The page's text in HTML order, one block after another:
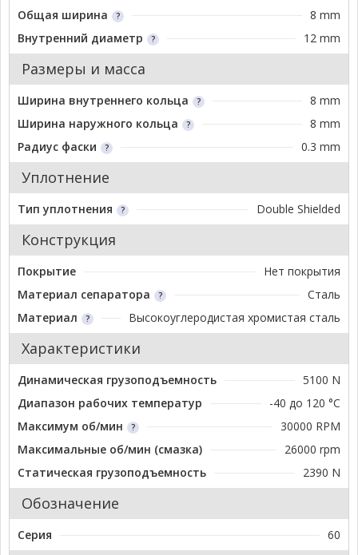
Общая ширина
8 mm
Внутренний диаметр
12 mm
Размеры и масса
Ширина внутреннего кольца
8 mm
Ширина наружного кольца
8 mm
Радиус фаски
0.3 mm
Уплотнение
Тип уплотнения Double Shielded
Конструкция
Покрытие
Нет покрытия
Материал сепаратора
Сталь
Материал
Высокоуглеродистая хромистая сталь
Характеристики
Динамическая грузоподъемность
5100 N
Диапазон рабочих температур
-40 до 120 °C
Максимум об/мин
30000 RPM
Максимальные об/мин (смазка)
26000 rpm
Статическая грузоподъемность
2390 N
Обозначение
Серия 60